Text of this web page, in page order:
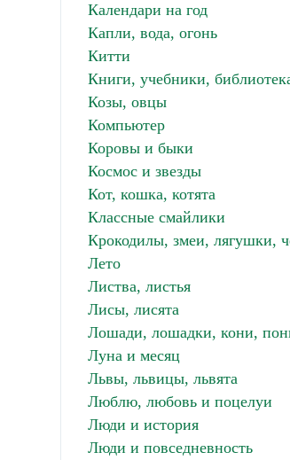
Календари на год
Капли, вода, огонь
Китти
Книги, учебники,
Козы, овцы
Компьютер
Коровы и быки
Космос и звезды
Кот, кошка, котята
Классные смайлики
Крокодилы, змеи, лягушки,
Лето
Листва, листья
Лисы, лисята
Лошади, лошадки, кони,
Луна и месяц
Львы, львицы, львята
Люблю, любовь и поцелуи
Люди и история
Люди и повседневность